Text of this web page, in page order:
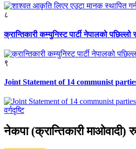
८
क्रान्तिकारी कम्युनिस्ट पार्टी नेपालको पछिल्लो
९
Joint Statement of 14 communist
वर्गदृष्टि
नेकपा (क्रान्तिकारी माओवादी)